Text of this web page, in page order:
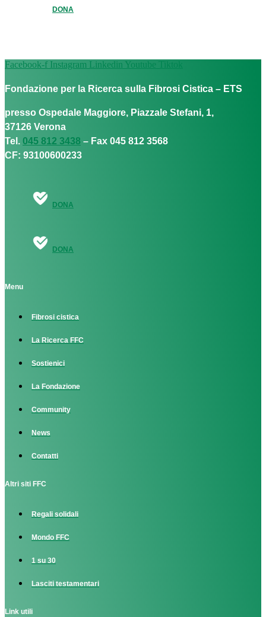
DONA
Facebook-f Instagram Linkedin Youtube Tiktok
Fondazione per la Ricerca sulla Fibrosi Cistica – ETS
presso Ospedale Maggiore, Piazzale Stefani, 1,
37126 Verona
Tel. 045 812 3438 – Fax 045 812 3568
CF: 93100600233
DONA
DONA
Menu
Fibrosi cistica
La Ricerca FFC
Sostienici
La Fondazione
Community
News
Contatti
Altri siti FFC
Regali solidali
Mondo FFC
1 su 30
Lasciti testamentari
Link utili